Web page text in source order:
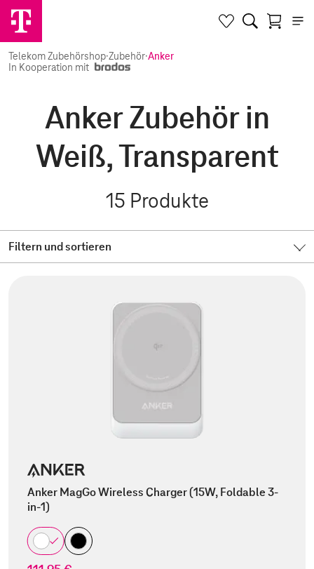
Telekom Zubehörshop·Zubehör·Anker
In Kooperation mit
Anker Zubehör in
Weiß, Transparent
15 Produkte
Filtern und sortieren
Anker MagGo Wireless Charger (15W, Foldable 3-
in-1)